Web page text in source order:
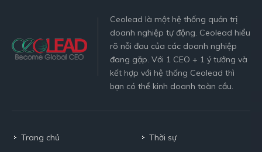
Ceolead là một hệ thống quản trị
doanh nghiệp tự động. Ceolead hiểu
rõ nỗi đau của các doanh nghiệp
đang gặp. Với 1 CEO + 1 ý tưởng và
kết hợp với hệ thống Ceolead thì
bạn có thể kinh doanh toàn cầu.
Trang chủ
Thời sự